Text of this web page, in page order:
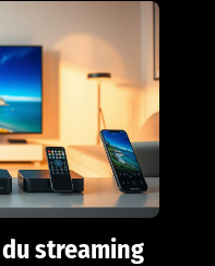
streaming